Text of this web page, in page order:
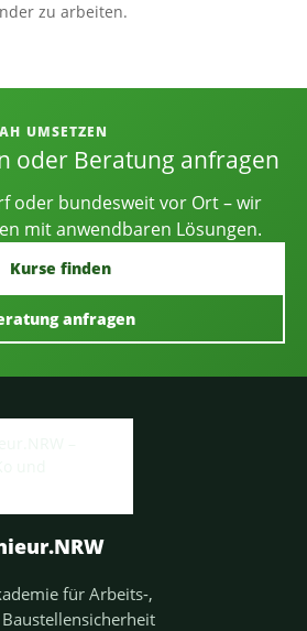
zu arbeiten.
Kontakt und
UMSETZEN
oder Beratung anfragen
oder bundesweit vor Ort – wir
mit anwendbaren Lösungen.
Kurse finden
anfragen
für Arbeits-,